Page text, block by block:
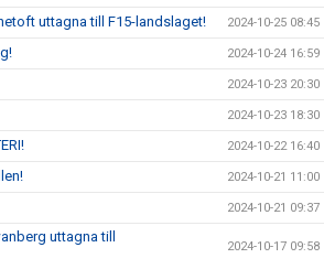
uttagna till F15-landslaget! 2024-10-25 08:45
2024-10-24 16:59
2024-10-23 20:30
2024-10-23 18:30
2024-10-22 16:40
2024-10-21 11:00
2024-10-21 09:37
uttagna till
2024-10-17 09:58